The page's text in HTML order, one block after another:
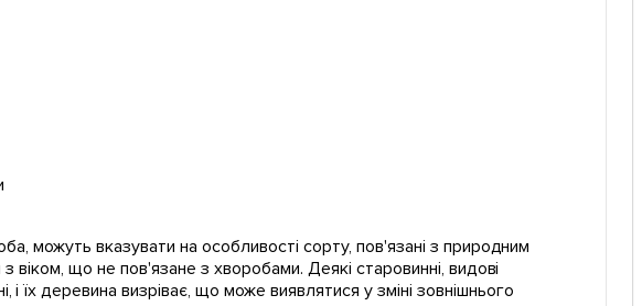
можуть вказувати на особливості сорту, пов'язані з природним
віком, що не пов'язане з хворобами. Деякі старовинні, видові
їх деревина визріває, що може виявлятися у зміні зовнішнього